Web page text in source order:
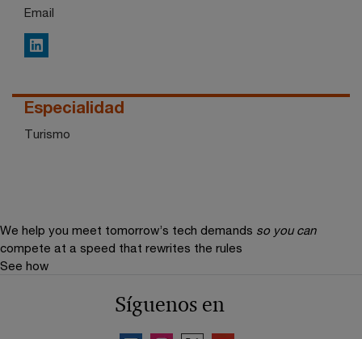
Email
LinkedIn
Especialidad
Turismo
We help you meet tomorrow’s tech demands so you can
compete at a speed that rewrites the rules
See how
Síguenos en